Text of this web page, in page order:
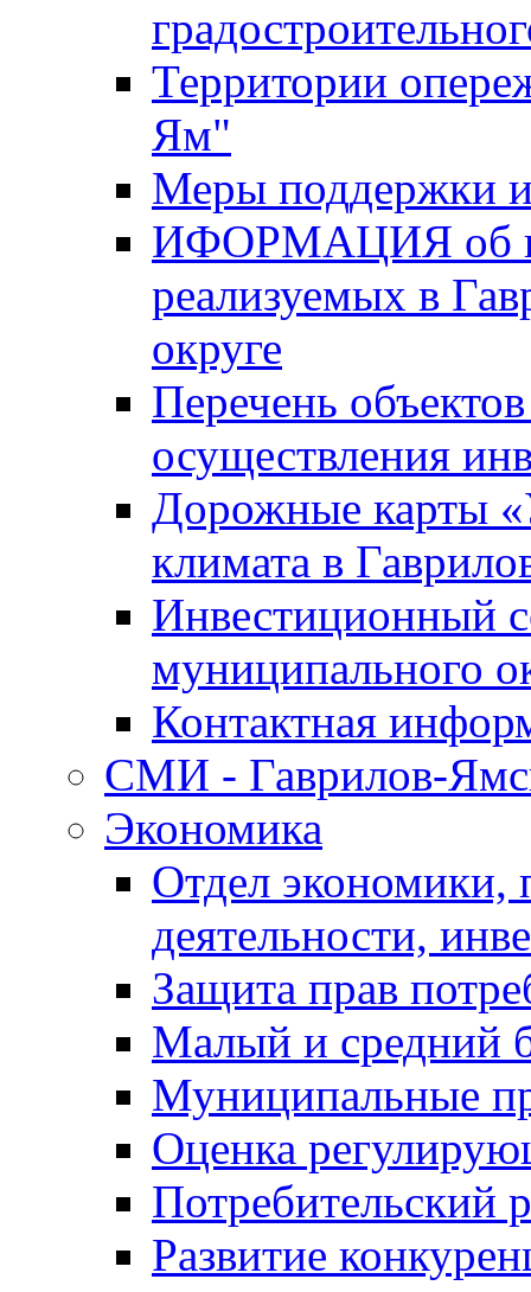
Территории
Ям"
Меры поддержки
ИФОРМАЦИЯ об
реализуемых в
округе
Перечень
осуществления
Дорожные карты
климата в
Инвестиционный
муниципального
Контактная
СМИ - Гаврилов-
Экономика
Отдел экономики,
деятельности,
Защита прав
Малый и средний
Муниципальные
Оценка
Потребительский
Развитие